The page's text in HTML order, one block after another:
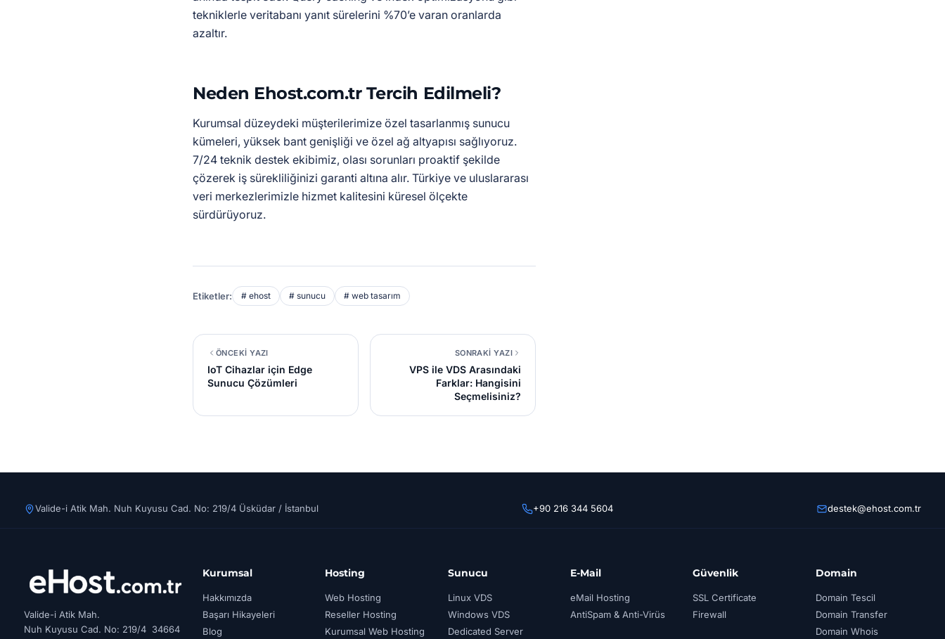
tekniklerle veritabanı yanıt sürelerini %70’e varan oranlarda
azaltır.
Neden Ehost.com.tr Tercih Edilmeli?
Kurumsal düzeydeki müşterilerimize özel tasarlanmış sunucu
kümeleri, yüksek bant genişliği ve özel ağ altyapısı sağlıyoruz.
7/24 teknik destek ekibimiz, olası sorunları proaktif şekilde
çözerek iş sürekliliğinizi garanti altına alır. Türkiye ve uluslararası
veri merkezlerimizle hizmet kalitesini küresel ölçekte
sürdürüyoruz.
Etiketler: # ehost # sunucu # web tasarım
ÖNCEKİ YAZI
IoT Cihazlar için Edge
Sunucu Çözümleri
SONRAKİ YAZI
VPS ile VDS Arasındaki
Farklar: Hangisini
Seçmelisiniz?
Valide-i Atik Mah. Nuh Kuyusu Cad. No: 219/4 Üsküdar / İstanbul +90 216 344 5604 destek@ehost.com.tr
Valide-i Atik Mah.
Nuh Kuyusu Cad. No: 219/4 34664
Kurumsal
Hakkımızda
Başarı Hikayeleri
Blog
Hosting
Web Hosting
Reseller Hosting
Kurumsal Web Hosting
Sunucu
Linux VDS
Windows VDS
Dedicated Server
E-Mail
eMail Hosting
AntiSpam & Anti-Virüs
Güvenlik
SSL Certificate
Firewall
Domain
Domain Tescil
Domain Transfer
Domain Whois